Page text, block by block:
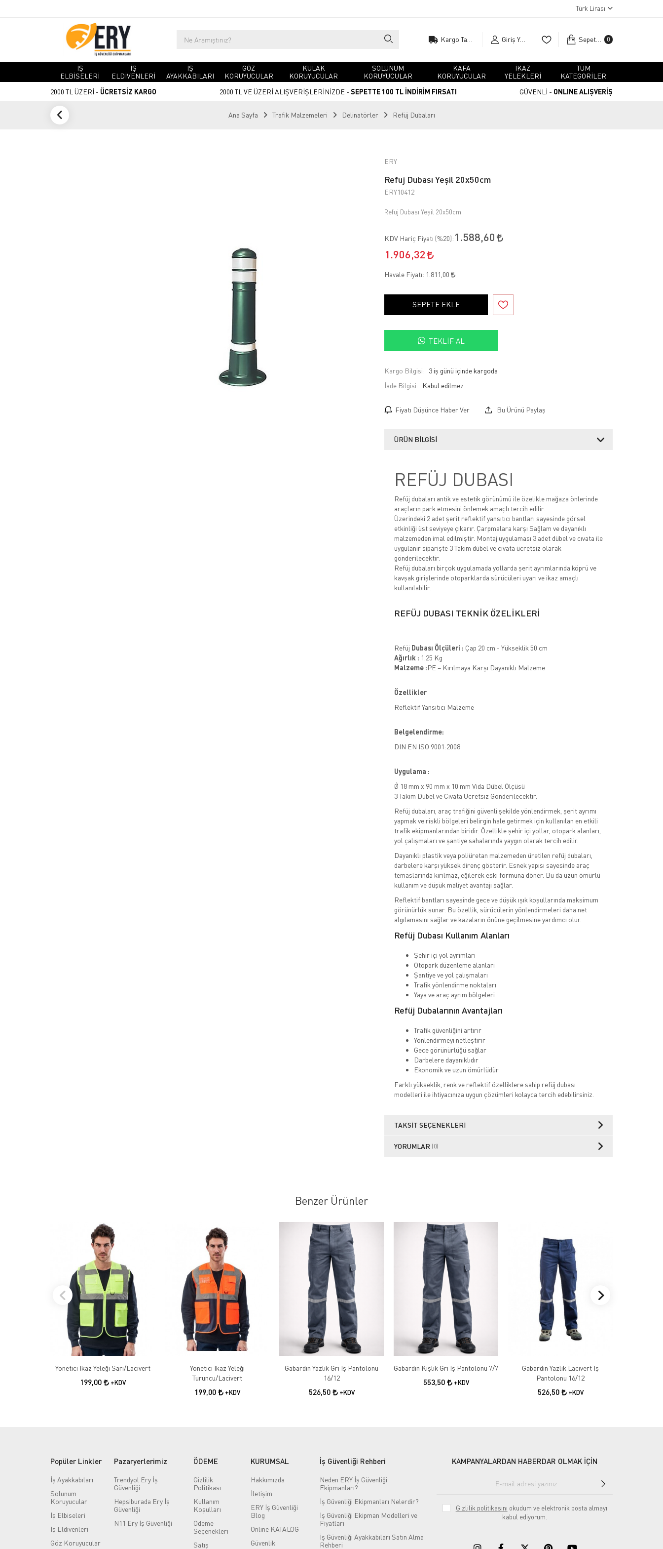
Türk Lirası
Giriş Yap Sepetim 0
İŞ
ELBİSELERİ
İŞ
ELDİVENLERİ
İŞ
AYAKKABILARI
GÖZ
KORUYUCULAR
KULAK
KORUYUCULAR
SOLUNUM
KORUYUCULAR
KAFA
KORUYUCULAR
İKAZ
YELEKLERİ
TÜM
KATEGORİLER
2000 TL ÜZERİ - ÜCRETSİZ KARGO 2000 TL VE ÜZERİ ALIŞVERİŞLERİNİZDE - SEPETTE 100 TL İNDİRİM FIRSATI GÜVENLİ - ONLINE ALIŞVERİŞ
Ana Sayfa Trafik Malzemeleri Delinatörler Refüj Dubaları
ERY
Refuj Dubası Yeşil 20x50cm
ERY10412
Refuj Dubası Yeşil 20x50cm
KDV Hariç Fiyatı (%20): 1.588,60
1.906,32
Havale Fiyatı: 1.811,00
SEPETE EKLE
TEKLIF AL
Kargo Bilgisi: 3 iş günü içinde kargoda
İade Bilgisi:
Fiyatı Düşünce Haber Ver Bu Ürünü Paylaş
ÜRÜN BILGISI
REFÜJ DUBASI
Refüj dubaları antik ve estetik görünümü ile özelikle mağaza önlerinde
araçların park etmesini önlemek amaçlı tercih edilir.
Üzerindeki 2 adet şerit reflektif yansıtıcı bantları sayesinde görsel
etkinliği üst seviyeye çıkarır. Çarpmalara karşı Sağlam ve dayanıklı
malzemeden imal edilmiştir. Montaj uygulaması 3 adet dübel ve cıvata ile
uygulanır siparişte 3 Takım dübel ve cıvata ücretsiz olarak
gönderilecektir.
Refüj dubaları birçok uygulamada yollarda şerit ayrımlarında köprü ve
kavşak girişlerinde otoparklarda sürücüleri uyarı ve ikaz amaçlı
kullanılabilir.
REFÜJ DUBASI TEKNİK ÖZELİKLERİ
Refüj Dubası Ölçüleri : Çap 20 cm - Yükseklik 50 cm
Ağırlık : 1.25 Kg
Malzeme :PE – Kırılmaya Karşı Dayanıklı Malzeme
Özellikler
Reflektif Yansıtıcı Malzeme
Belgelendirme:
DIN EN ISO 9001:2008
Uygulama :
Ǿ 18 mm x 90 mm x 10 mm Vida Dübel Ölçüsü
3 Takım Dübel ve Cıvata Ücretsiz Gönderilecektir.
Refüj dubaları, araç trafiğini güvenli şekilde yönlendirmek, şerit ayrımı
yapmak ve riskli bölgeleri belirgin hale getirmek için kullanılan en etkili
trafik ekipmanlarından biridir. Özellikle şehir içi yollar, otopark alanları,
yol çalışmaları ve şantiye sahalarında yaygın olarak tercih edilir.
Dayanıklı plastik veya poliüretan malzemeden üretilen refüj dubaları,
darbelere karşı yüksek direnç gösterir. Esnek yapısı sayesinde araç
temaslarında kırılmaz, eğilerek eski formuna döner. Bu da uzun ömürlü
kullanım ve düşük maliyet avantajı sağlar.
Reflektif bantları sayesinde gece ve düşük ışık koşullarında maksimum
görünürlük sunar. Bu özellik, sürücülerin yönlendirmeleri daha net
algılamasını sağlar ve kazaların önüne geçilmesine yardımcı olur.
Refüj Dubası Kullanım Alanları
Şehir içi yol ayrımları
Otopark düzenleme alanları
Şantiye ve yol çalışmaları
Trafik yönlendirme noktaları
Yaya ve araç ayrım bölgeleri
Refüj Dubalarının Avantajları
Trafik güvenliğini artırır
Yönlendirmeyi netleştirir
Gece görünürlüğü sağlar
Darbelere dayanıklıdır
Ekonomik ve uzun ömürlüdür
Farklı yükseklik, renk ve reflektif özelliklere sahip refüj dubası
modelleri ile ihtiyacınıza uygun çözümleri kolayca tercih edebilirsiniz.
TAKSIT SEÇENEKLERI
YORUMLAR (0)
Benzer Ürünler
Yönetici İkaz Yeleği Sarı/Lacivert
199,00 +KDV
Yönetici İkaz Yeleği
Turuncu/Lacivert
199,00 +KDV
Gabardin Yazlık Gri İş Pantolonu
16/12
526,50 +KDV
Gabardin Kışlık Gri İş Pantolonu 7/7
553,50 +KDV
Gabardin Yazlık Lacivert İş
Pantolonu 16/12
526,50 +KDV
Popüler Linkler
İş Ayakkabıları
Solunum
Koruyucular
İş Elbiseleri
İş Eldivenleri
Göz Koruyucular
Pazaryerlerimiz
Trendyol Ery İş
Güvenliği
Hepsiburada Ery İş
Güvenliği
N11 Ery İş Güvenliği
ÖDEME
Gizlilik
Politikası
Kullanım
Koşulları
Ödeme
Seçenekleri
Satış
KURUMSAL
Hakkımızda
İletişim
ERY İş Güvenliği
Blog
Online KATALOG
Güvenlik
İş Güvenliği Rehberi
Neden ERY İş Güvenliği
Ekipmanları?
İş Güvenliği Ekipmanları Nelerdir?
İş Güvenliği Ekipman Modelleri ve
Fiyatları
İş Güvenliği Ayakkabıları Satın Alma
Rehberi
KAMPANYALARDAN HABERDAR OLMAK İÇİN
Gizlilik politikasını okudum ve elektronik posta almayı
kabul ediyorum.